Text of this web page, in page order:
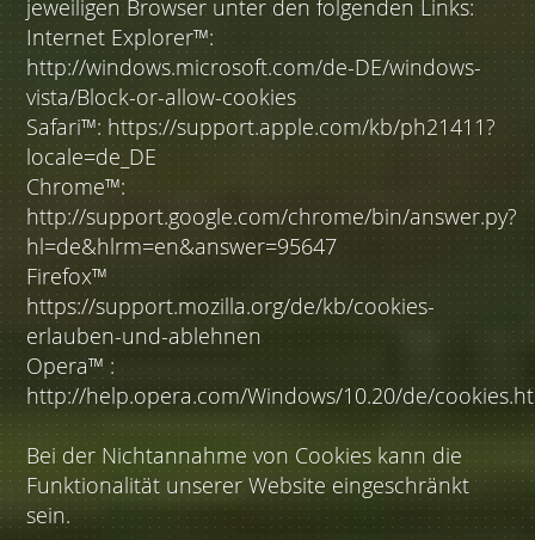
jeweiligen Browser unter den folgenden Links:
Internet Explorer™:
http://windows.microsoft.com/de-DE/windows-
vista/Block-or-allow-cookies
Safari™: https://support.apple.com/kb/ph21411?
locale=de_DE
Chrome™:
http://support.google.com/chrome/bin/answer.py?
hl=de&hlrm=en&answer=95647
Firefox™
https://support.mozilla.org/de/kb/cookies-
erlauben-und-ablehnen
Opera™ :
http://help.opera.com/Windows/10.20/de/
Bei der Nichtannahme von Cookies kann die
Funktionalität unserer Website eingeschränkt
sein.